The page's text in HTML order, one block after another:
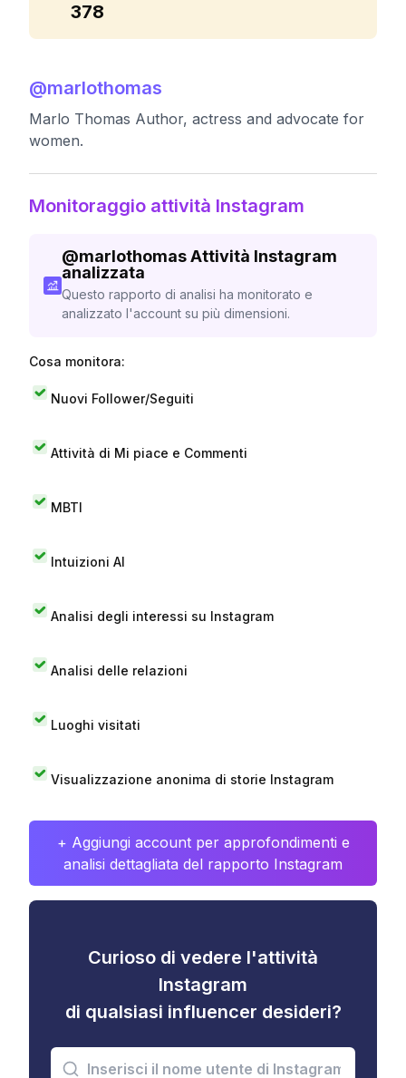
378
@marlothomas
Marlo Thomas Author, actress and advocate for
women.
Monitoraggio attività Instagram
@marlothomasAttività Instagram
analizzata
Questo rapporto di analisi ha monitorato e
analizzato l'account su più dimensioni.
Cosa monitora:
Nuovi Follower/Seguiti
Attività di Mi piace e Commenti
MBTI
Intuizioni AI
Analisi degli interessi su Instagram
Analisi delle relazioni
Luoghi visitati
Visualizzazione anonima di storie Instagram
+ Aggiungi account per approfondimenti e
analisi dettagliata del rapporto Instagram
Curioso di vedere l'attività
Instagram
di qualsiasi influencer desideri?